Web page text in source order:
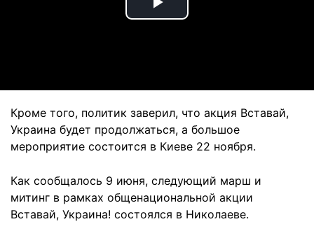
Play
Кроме того, политик заверил, что акция Вставай,
Украина будет продолжаться, а большое
мероприятие состоится в Киеве 22 ноября.
Как сообщалось 9 июня, следующий марш и
митинг в рамках общенациональной акции
Вставай, Украина! состоялся в Николаеве.